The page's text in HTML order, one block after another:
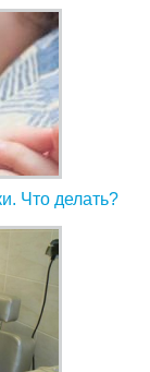
Что делать?